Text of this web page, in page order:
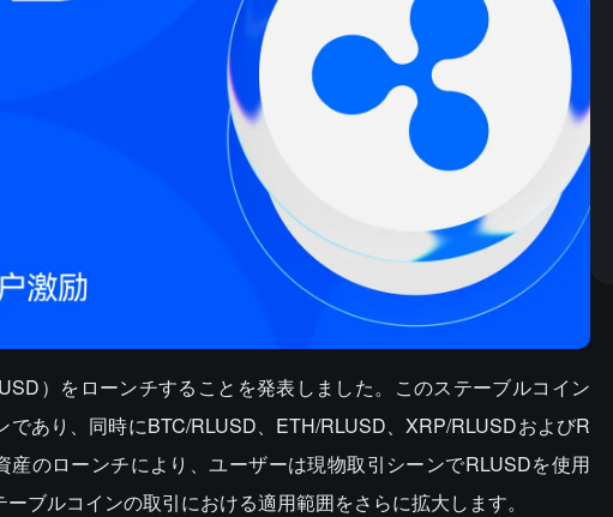
）をローンチすることを発表しました。このステーブルコイン
あり、同時にBTC/RLUSD、ETH/RLUSD、XRP/RLUSDおよびR
のローンチにより、ユーザーは現物取引シーンでRLUSDを使用
ブルコインの取引における適用範囲をさらに拡大します。